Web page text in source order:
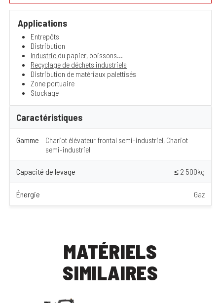
Caractéristiques
Gamme
Chariot élévateur frontal semi-industriel, Chariot
semi-industriel
Capacité de levage ≤ 2 500kg
Énergie Gaz
Applications
Entrepôts
Distribution
Industrie du papier, boissons...
Recyclage de déchets industriels
Distribution de matériaux palettisés
Zone portuaire
Stockage
MATÉRIELS
SIMILAIRES